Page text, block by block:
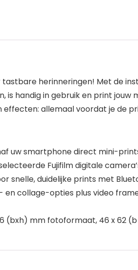
herinneringen! Met de
handig in gebruik en print jouw
allemaal voordat je de
uw smartphone direct mini-
Fujifilm digitale
snelle, duidelijke prints met
en collage-opties plus video
(bxh) mm fotoformaat, 46 x 62